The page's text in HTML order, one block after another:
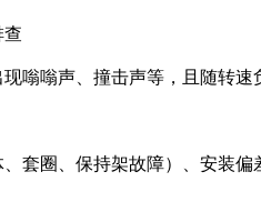
查
嗡嗡声、撞击声等，且随转速
套圈、保持架故障）、安装偏